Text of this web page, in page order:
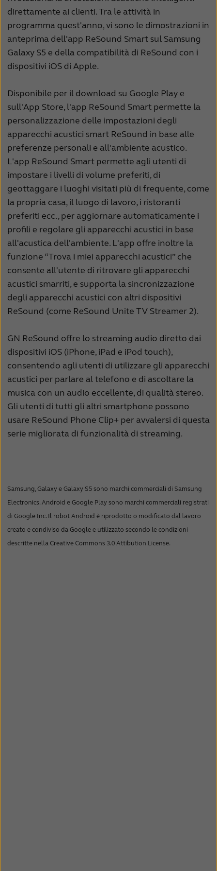
Schweiz Suisse
Suomi Sverige
Türkçe United Kingdom
عربي 日本
direttamente ai clienti. Tra le attività in
programma quest'anno, vi sono le dimostrazioni in
anteprima dell'app ReSound Smart sul Samsung
Galaxy S5 e della compatibilità di ReSound con i
dispositivi iOS di Apple.
Disponibile per il download su Google Play e
sull'App Store, l'app ReSound Smart permette la
personalizzazione delle impostazioni degli
apparecchi acustici smart ReSound in base alle
preferenze personali e all'ambiente acustico.
L'app ReSound Smart permette agli utenti di
impostare i livelli di volume preferiti, di
geottaggare i luoghi visitati più di frequente, come
la propria casa, il luogo di lavoro, i ristoranti
preferiti ecc., per aggiornare automaticamente i
profili e regolare gli apparecchi acustici in base
all'acustica dell'ambiente. L'app offre inoltre la
funzione “Trova i miei apparecchi acustici” che
consente all'utente di ritrovare gli apparecchi
acustici smarriti, e supporta la sincronizzazione
degli apparecchi acustici con altri dispositivi
ReSound (come ReSound Unite TV Streamer 2).
GN ReSound offre lo streaming audio diretto dai
dispositivi iOS (iPhone, iPad e iPod touch),
consentendo agli utenti di utilizzare gli apparecchi
acustici per parlare al telefono e di ascoltare la
musica con un audio eccellente, di qualità stereo.
Gli utenti di tutti gli altri smartphone possono
usare ReSound Phone Clip+ per avvalersi di questa
serie migliorata di funzionalità di streaming.
Samsung, Galaxy e Galaxy S5 sono marchi commerciali di Samsung
Electronics. Android e Google Play sono marchi commerciali registrati
di Google Inc. Il robot Android è riprodotto o modificato dal lavoro
creato e condiviso da Google e utilizzato secondo le condizioni
descritte nella Creative Commons 3.0 Attibution License.